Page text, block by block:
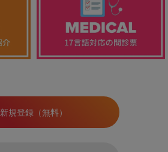
新規登録（無料）